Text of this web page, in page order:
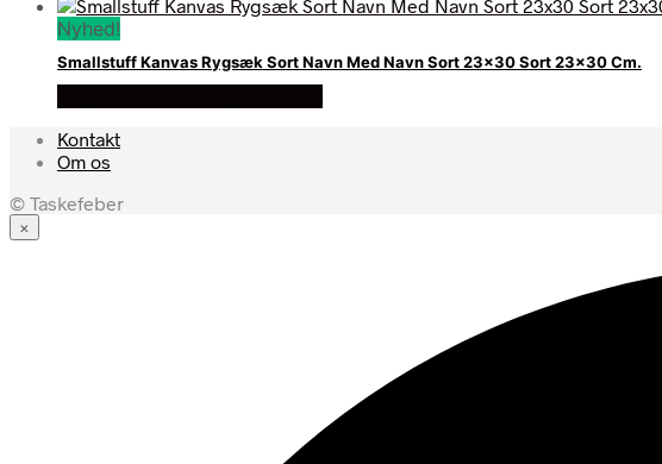
Nyhed!
Smallstuff Kanvas Rygsæk Sort Navn Med Navn Sort 23×30 Sort 23×30 Cm.
Kontakt
Om os
© Taskefeber
×